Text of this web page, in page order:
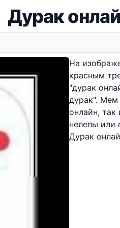
Дурак
На
красным
"дурак
дурак". Мем
онлайн, так
нелепы или
Дурак